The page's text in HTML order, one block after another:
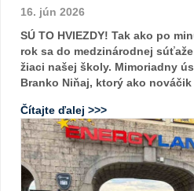
16. jún 2026
SÚ TO HVIEZDY! Tak ako po
rok sa do medzinárodnej súťaže
žiaci našej školy. Mimoriadny
Branko Niňaj, ktorý ako nováčik
Čítajte ďalej >>>